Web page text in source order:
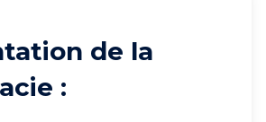
de la
: